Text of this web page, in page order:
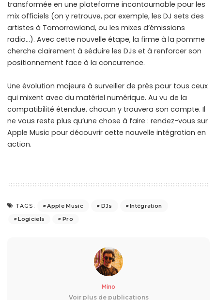
transformée en une plateforme incontournable pour les
mix officiels (on y retrouve, par exemple, les DJ sets des
artistes à Tomorrowland, ou les mixes d’émissions
radio…). Avec cette nouvelle étape, la firme à la pomme
cherche clairement à séduire les DJs et à renforcer son
positionnement face à la concurrence.
Une évolution majeure à surveiller de près pour tous ceux
qui mixent avec du matériel numérique. Au vu de la
compatibilité étendue, chacun y trouvera son compte. Il
ne vous reste plus qu’une chose à faire : rendez-vous sur
Apple Music pour découvrir cette nouvelle intégration en
action.
TAGS: Apple Music DJs
Intégration
Logiciels
Pro
Mino
Voir plus de publications